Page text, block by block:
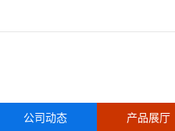
公司动态 产品展厅